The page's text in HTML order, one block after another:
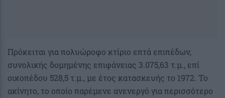
Πρόκειται για πολυώροφο κτίριο επτά επιπέδων,
συνολικής δομημένης επιφάνειας 3.075,63 τ.μ., επί
οικοπέδου 528,5 τ.μ., με έτος κατασκευής το 1972. Το
ακίνητο, το οποίο παρέμενε ανενεργό για περισσότερο